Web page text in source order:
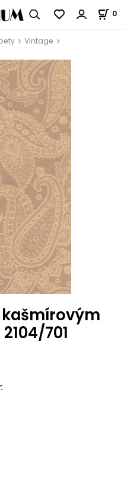
0
Vintage
701
: